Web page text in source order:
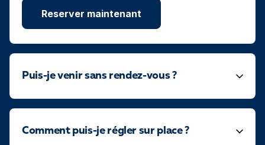
Reserver maintenant
Puis-je venir sans rendez-vous ?
Comment puis-je régler sur place ?